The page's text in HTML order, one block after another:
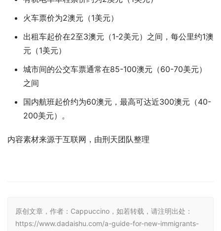
火车票价为2澳元（1美元）
出租车起价在2至3澳元（1-2美元）之间，每公里约1澳
元（1美元）
城市间的公交车票通常在85-100澳元（60-70美元）
之间
国内航班起价约为60澳元，最高可达近300澳元（40-
200美元）。
内容素材来源于互联网，由刑天团队整理
原创文章，作者：Cappuccino，如若转载，请注明出处：
https://www.dadaishu.com/a-guide-for-new-immigrants-